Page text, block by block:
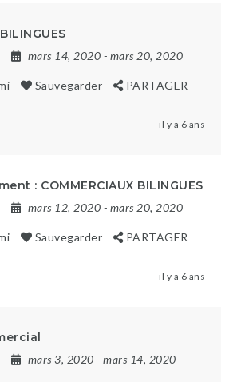
mars 14, 2020 - mars 20, 2020
Sauvegarder PARTAGER
il y a 6 ans
: COMMERCIAUX BILINGUES
mars 12, 2020 - mars 20, 2020
Sauvegarder PARTAGER
il y a 6 ans
mars 3, 2020 - mars 14, 2020